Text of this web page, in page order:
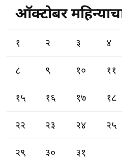
ऑक्टोबर
१ २ ३ ४
८ ९ १० ११
१५ १६ १७ १८
२२ २३ २४ २५
२९ ३० ३१